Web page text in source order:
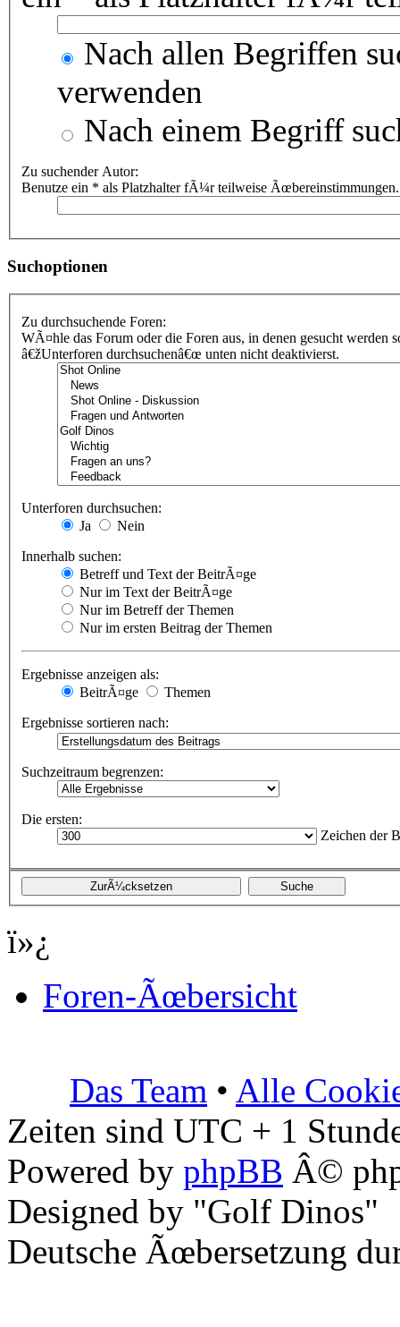
Nach allen Begriffen
verwenden
Nach einem Begriff
Zu suchender Autor:
Benutze ein * als Platzhalter fÃ¼r teilweise Ãœbereinstimmungen.
Suchoptionen
Zu durchsuchende Foren:
WÃ¤hle das Forum oder die Foren aus, in denen gesucht
â€žUnterforen durchsuchenâ€œ unten nicht deaktivierst.
Unterforen durchsuchen:
Ja
Nein
Innerhalb suchen:
Betreff und Text der BeitrÃ¤ge
Nur im Text der BeitrÃ¤ge
Nur im Betreff der Themen
Nur im ersten Beitrag der Themen
Ergebnisse anzeigen als:
BeitrÃ¤ge
Themen
Ergebnisse sortieren nach:
Suchzeitraum begrenzen:
Die ersten:
Zeichen der
ï»¿
Foren-Ãœbersicht
Das Team • Alle
Zeiten sind UTC + 1
Powered by phpBB Â©
Designed by "Golf Dinos"
Deutsche Ãœbersetzung